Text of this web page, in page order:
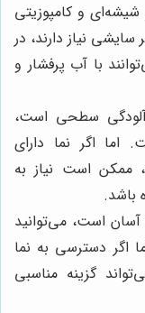
و کامپوزیتی
نیاز دارند، در
با آب پرفشار و
آلودگی سطحی است،
اما اگر نما دارای
است نیاز به
باشد.
است، می‌توانید
اگر دسترسی به نما
گزینه مناسبی